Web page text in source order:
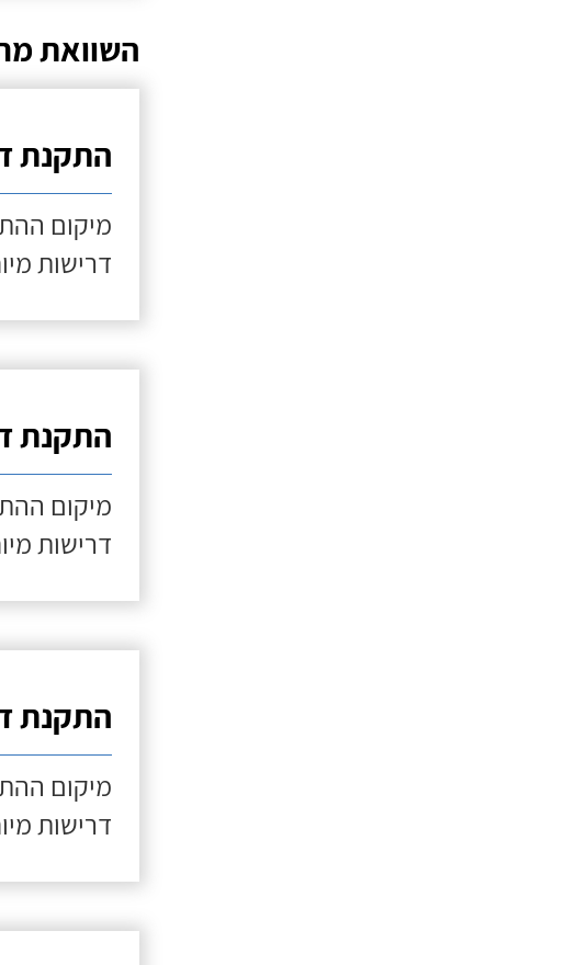
השוואת
התקנת
מיקום
דרישות
התקנת
מיקום
דרישות
התקנת
מיקום
דרישות